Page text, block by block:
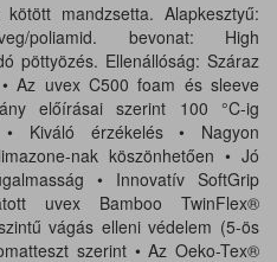
mandzsetta. Alapkesztyű:
üveg/poliamid. bevonat: High
pöttyözés. Ellenállóság: Száraz
Az uvex C500 foam és sleeve
előírásai szerint 100 °C-ig
Kiváló érzékelés • Nagyon
nak köszönhetően • Jó
• Innovatív SoftGrip
uvex Bamboo TwinFlex®
vágás elleni védelem (5-ös
szerint • Az Oeko-Tex®